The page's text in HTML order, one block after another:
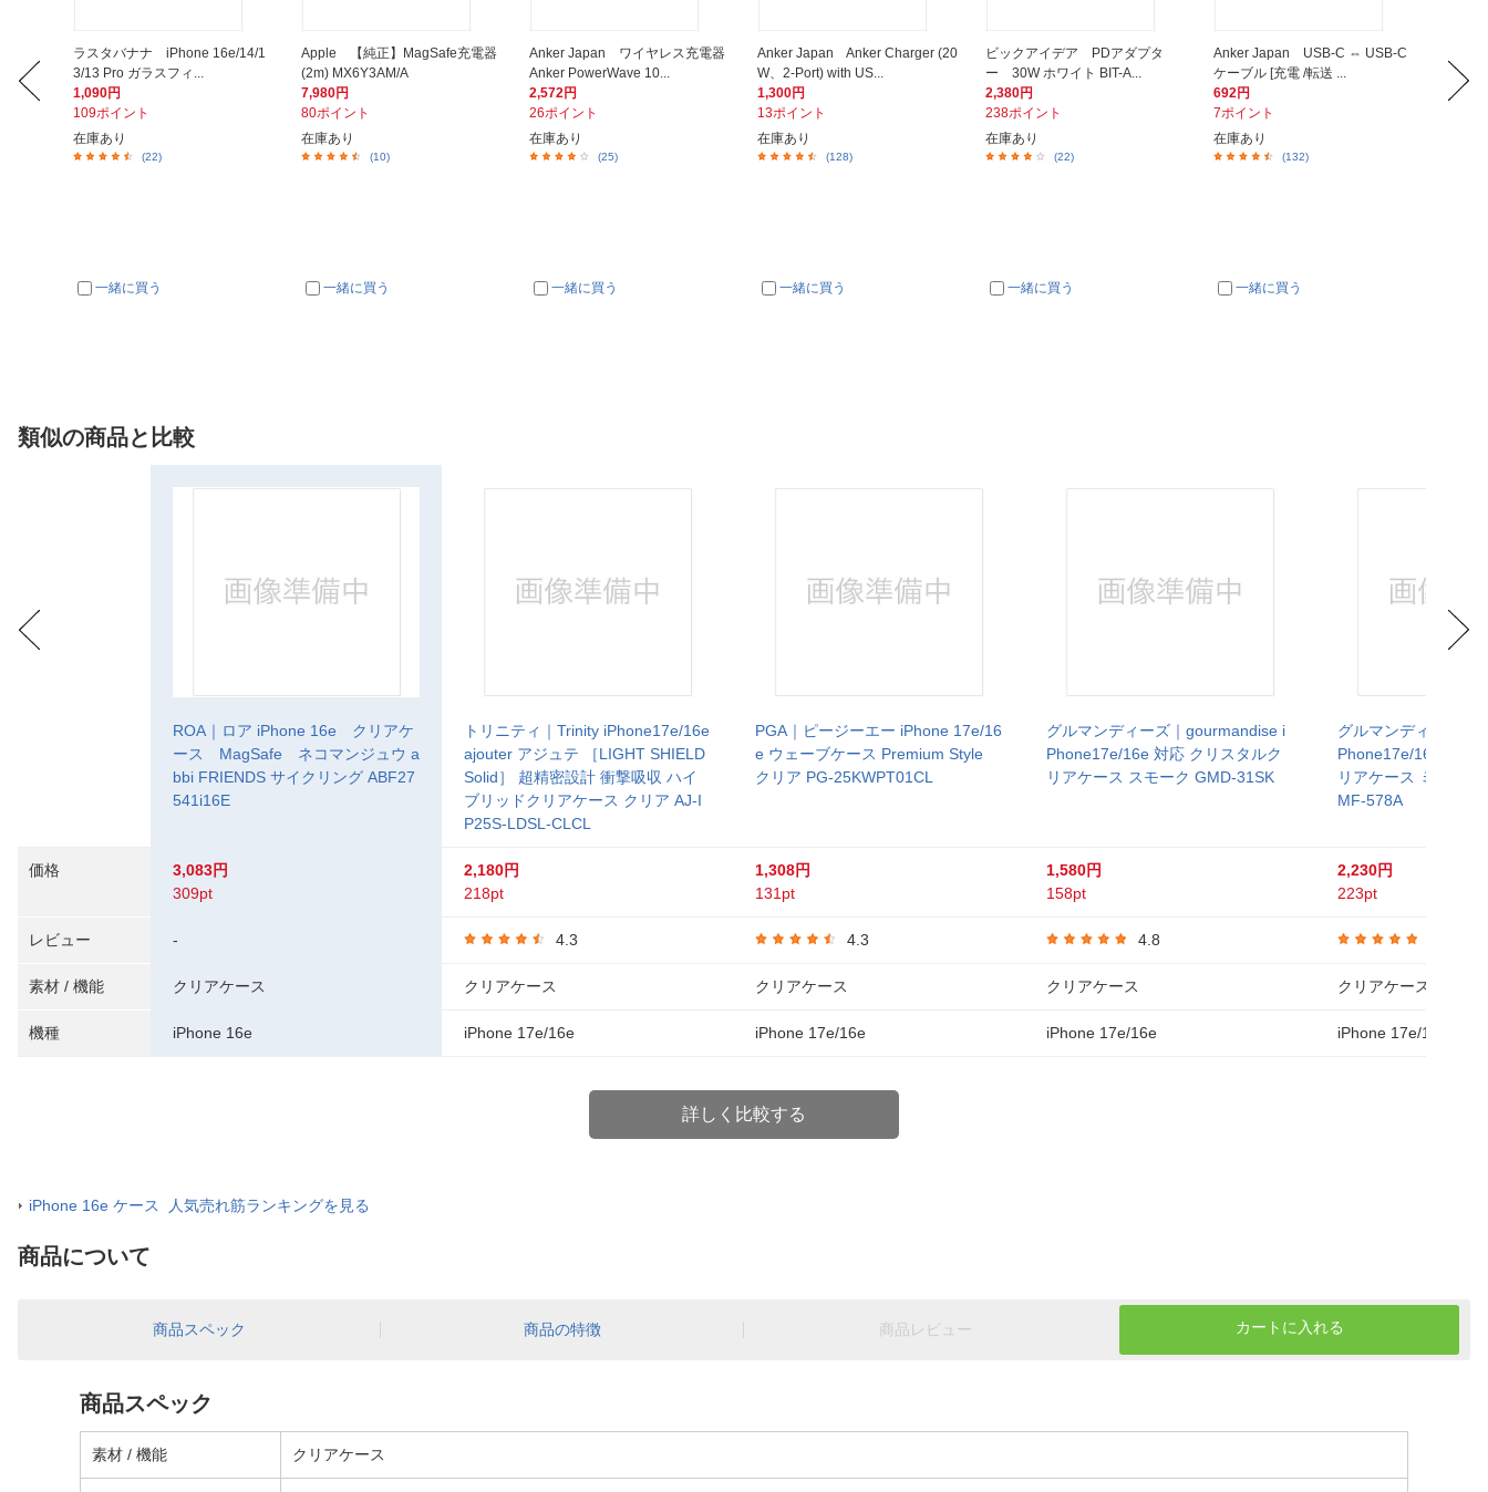
ラスタバナナ iPhone 16e/14/1
3/13 Pro ガラスフィ...
1,090円
109ポイント
在庫あり
(22)
一緒に買う
Apple 【純正】MagSafe充電器
(2m) MX6Y3AM/A
7,980円
80ポイント
在庫あり
(10)
一緒に買う
Anker Japan ワイヤレス充電器
Anker PowerWave 10...
2,572円
26ポイント
在庫あり
(25)
一緒に買う
Anker Japan Anker Charger (20
W、2-Port) with US...
1,300円
13ポイント
在庫あり
(128)
一緒に買う
ビックアイデア PDアダプタ
ー 30W ホワイト BIT-A...
2,380円
238ポイント
在庫あり
(22)
一緒に買う
Anker Japan USB-C ⇔ USB-C
ケーブル [充電 /転送 ...
692円
7ポイント
在庫あり
(132)
一緒に買う
[充電 /
1,980円
類似の商品と比較
価格
レビュー
素材 / 機能
機種
ROA｜ロア iPhone 16e クリアケ
ース MagSafe ネコマンジュウ a
bbi FRIENDS サイクリング ABF27
541i16E
3,083円
309pt
-
クリアケース
iPhone 16e
トリニティ｜Trinity iPhone17e/16e
ajouter アジュテ ［LIGHT SHIELD
Solid］ 超精密設計 衝撃吸収 ハイ
ブリッドクリアケース クリア AJ-I
P25S-LDSL-CLCL
2,180円
218pt
4.3
クリアケース
iPhone 17e/16e
PGA｜ピージーエー iPhone 17e/16
e ウェーブケース Premium Style
クリア PG-25KWPT01CL
1,308円
131pt
4.3
クリアケース
iPhone 17e/16e
グルマンディーズ｜gourmandise i
Phone17e/16e 対応 クリスタルク
リアケース スモーク GMD-31SK
1,580円
158pt
4.8
クリアケース
iPhone 17e/16e
グルマンディーズ｜
Phone17e/16e 対応
リアケース ミッフィ
MF-578A
2,230円
223pt
クリアケース
iPhone 17e/16e
詳しく比較する
iPhone 16e ケース 人気売れ筋ランキングを見る
商品について
カートに入れる
商品スペック 商品の特徴 商品レビュー
商品スペック
素材 / 機能 クリアケース